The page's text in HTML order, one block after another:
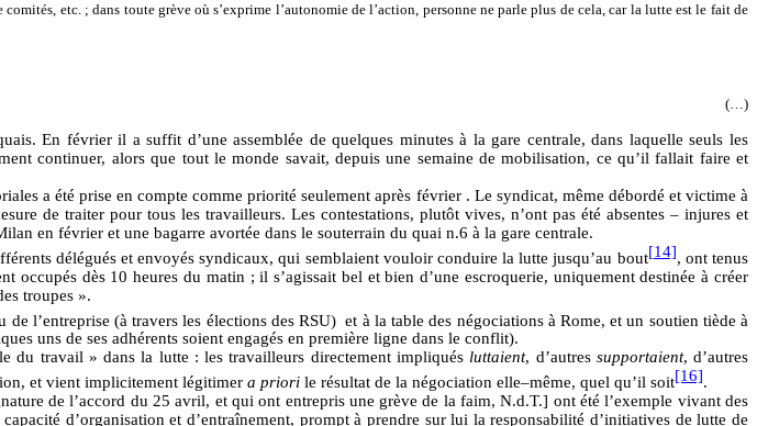
etc. ; dans toute grève où s’exprime l’autonomie de l’action, personne ne parle plus de cela, car la lutte est le fait de
(…)
En février il a suffit d’une assemblée de quelques minutes à la gare centrale, dans laquelle seuls les
continuer, alors que tout le monde savait, depuis une semaine de mobilisation, ce qu’il fallait faire et
a été prise en compte comme priorité seulement après février . Le syndicat, même débordé et victime à
de traiter pour tous les travailleurs. Les contestations, plutôt vives, n’ont pas été absentes – injures et
en février et une bagarre avortée dans le souterrain du quai n.6 à la gare centrale.
délégués et envoyés syndicaux, qui semblaient vouloir conduire la lutte jusqu’au bout[14], ont tenus
dès 10 heures du matin ; il s’agissait bel et bien d’une escroquerie, uniquement destinée à créer
troupes ».
l’entreprise (à travers les élections des RSU) et à la table des négociations à Rome, et un soutien tiède à
uns de ses adhérents soient engagés en première ligne dans le conflit).
du travail » dans la lutte : les travailleurs directement impliquésluttaient, d’autres supportaient, d’autres
et vient implicitement légitimer a priori le résultat de la négociation elle–même, quel qu’il soit[16].
de l’accord du 25 avril, et qui ont entrepris une grève de la faim, N.d.T.] ont été l’exemple vivant des
d’organisation et d’entraînement, prompt à prendre sur lui la responsabilité d’initiatives de lutte de